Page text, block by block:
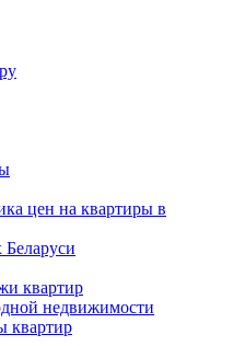
цен на квартиры в
Беларуси
квартир
недвижимости
квартир